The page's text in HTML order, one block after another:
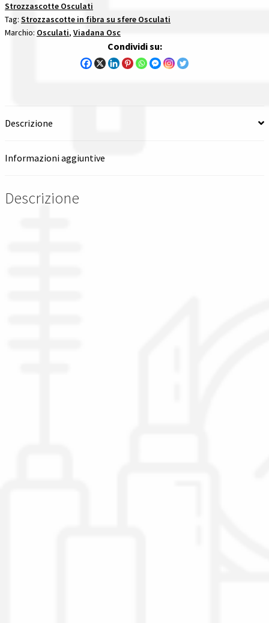
Spedizioni in italia
Tutte le categorie dei prodotti
Checkout
Il mio account
Strozzascotte Osculati
Tag: Strozzascotte in fibra su sfere Osculati
Marchio: Osculati, Viadana Osc
Condividi su:
Descrizione
Informazioni aggiuntive
Descrizione